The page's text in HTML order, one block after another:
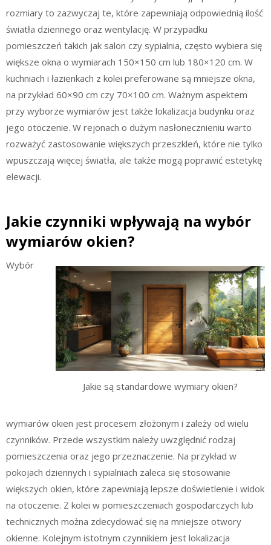
rozmiary to zazwyczaj te, które zapewniają odpowiednią ilość
światła dziennego oraz wentylację. W przypadku
pomieszczeń takich jak salon czy sypialnia, często wybiera się
większe okna o wymiarach 150×150 cm lub 180×120 cm. W
kuchniach i łazienkach z kolei preferowane są mniejsze okna,
na przykład 60×90 cm czy 70×100 cm. Ważnym aspektem
przy wyborze wymiarów jest także lokalizacja budynku oraz
jego otoczenie. W rejonach o dużym nasłonecznieniu warto
rozważyć zastosowanie większych przeszkleń, które nie tylko
wpuszczają więcej światła, ale także mogą poprawić estetykę
elewacji.
Jakie czynniki wpływają na wybór
wymiarów okien?
Jakie są standardowe wymiary okien?
Wybór
wymiarów okien jest procesem złożonym i zależy od wielu
czynników. Przede wszystkim należy uwzględnić rodzaj
pomieszczenia oraz jego przeznaczenie. Na przykład w
pokojach dziennych i sypialniach zaleca się stosowanie
większych okien, które zapewniają lepsze doświetlenie i widok
na otoczenie. Z kolei w pomieszczeniach gospodarczych lub
technicznych można zdecydować się na mniejsze otwory
okienne. Kolejnym istotnym czynnikiem jest lokalizacja